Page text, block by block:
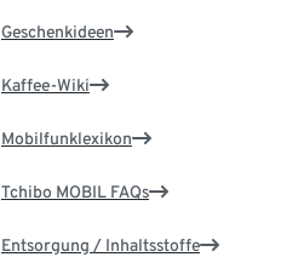
Geschenkideen
Kaffee-Wiki
Mobilfunklexikon
Tchibo MOBIL FAQs
Entsorgung / Inhaltsstoffe